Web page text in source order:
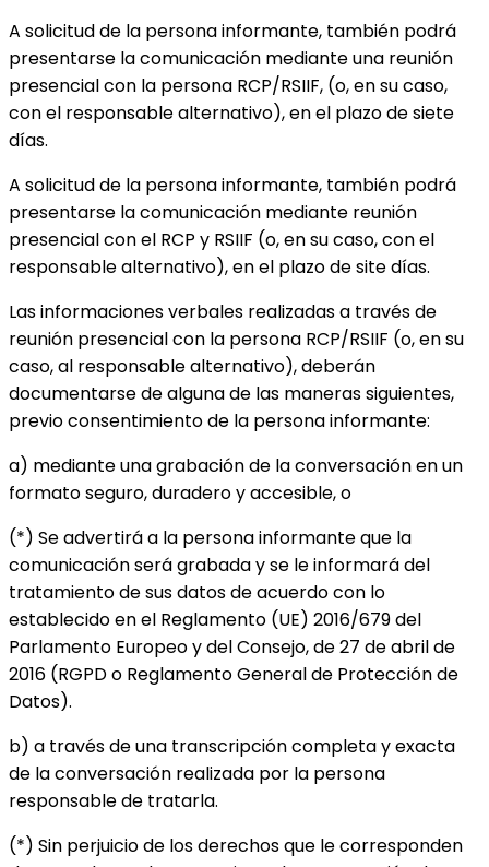
A solicitud de la persona informante, también podrá
presentarse la comunicación mediante una reunión
presencial con la persona RCP/RSIIF, (o, en su caso,
con el responsable alternativo), en el plazo de siete
días.
A solicitud de la persona informante, también podrá
presentarse la comunicación mediante reunión
presencial con el RCP y RSIIF (o, en su caso, con el
responsable alternativo), en el plazo de site días.
Las informaciones verbales realizadas a través de
reunión presencial con la persona RCP/RSIIF (o, en su
caso, al responsable alternativo), deberán
documentarse de alguna de las maneras siguientes,
previo consentimiento de la persona informante:
a) mediante una grabación de la conversación en un
formato seguro, duradero y accesible, o
(*) Se advertirá a la persona informante que la
comunicación será grabada y se le informará del
tratamiento de sus datos de acuerdo con lo
establecido en el Reglamento (UE) 2016/679 del
Parlamento Europeo y del Consejo, de 27 de abril de
2016 (RGPD o Reglamento General de Protección de
Datos).
b) a través de una transcripción completa y exacta
de la conversación realizada por la persona
responsable de tratarla.
(*) Sin perjuicio de los derechos que le corresponden